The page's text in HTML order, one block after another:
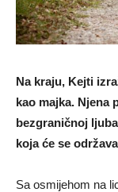
Na kraju, Kejti
kao majka. Njena
bezgraničnoj
koja će se
Sa osmijehom na